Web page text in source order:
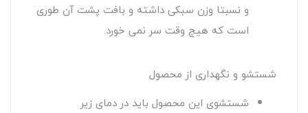
و نسبتا وزن سبکی داشته و بافت پشت آن طوری
است که هیچ وقت سر نمی خورد.
شستشو و نگهداری از محصول
شستشوی این محصول باید در دمای زیر